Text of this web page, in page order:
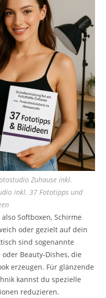
Zuhause inkl.
inkl. 37 Fototipps und
Softboxen, Schirme
oder gezielt auf dein
sind sogenannte
Beauty-Dishes, die
erzeugen. Für glänzende
kannst du spezielle
reduzieren.